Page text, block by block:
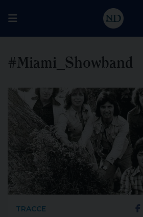
#Miami_Showband
TRACCE